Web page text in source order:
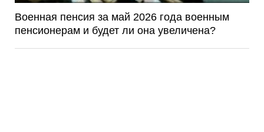
Военная пенсия за май 2026 года военным
пенсионерам и будет ли она увеличена?